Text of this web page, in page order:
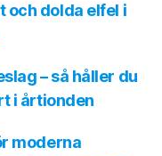
och dolda elfel i
– så håller du
i årtionden
moderna